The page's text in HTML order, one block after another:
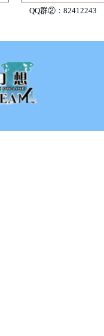
QQ群②：82412243